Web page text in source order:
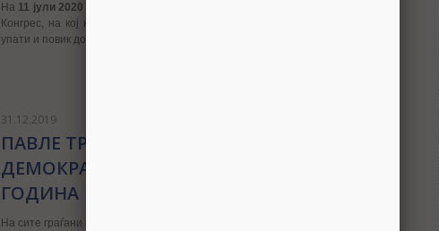
На 11 јули 2020 година (сабота)
Конгрес, на кој ќе се расправа за актуелните политички состојби, а ќе се
упати и повик до граѓаните за претстојните парламентарни избори.
31.12.2019
ПАВЛЕ ТРАЈАНОВ, ПРЕТСЕДАТЕЛ НА
ДЕМОКРАТСКИ СОЈУЗ: СРЕЌНА НОВА
ГОДИНА
На сите граѓани на Македонија им ја честитам Новата Година и Божиќните